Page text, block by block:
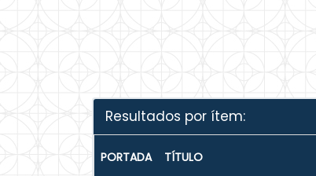
Resultados por ítem:
PORTADA TÍTULO